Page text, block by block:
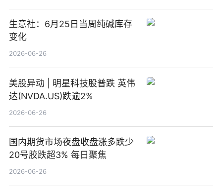
生意社：6月25日当周纯碱库存
变化
2026-06-26
美股异动 | 明星科技股普跌 英伟
达(NVDA.US)跌逾2%
2026-06-26
国内期货市场夜盘收盘涨多跌少
20号胶跌超3% 每日聚焦
2026-06-26